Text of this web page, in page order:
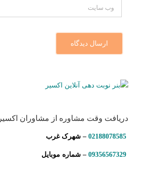
دریافت وقت مشاوره از مشاوران اکسیر
02188078585 – شهرک غرب
09356567329 – شماره موبایل